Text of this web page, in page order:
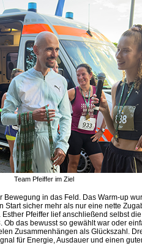
Team Pfeiffer im Ziel
Bewegung in das Feld. Das Warm-up
Start sicher mehr als nur eine nette
Pfeiffer lief anschließend selbst
Ob das bewusst so gewählt war oder
Zusammenhängen als Glückszahl.
für Energie, Ausdauer und einen